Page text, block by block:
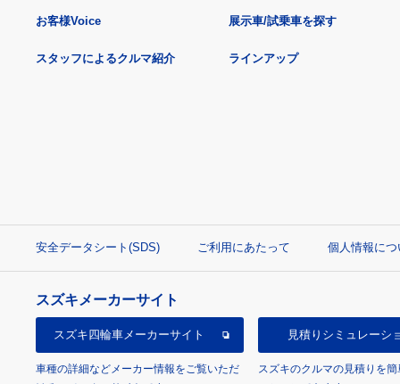
お客様Voice
スタッフによるクルマ紹介
展示車/試乗車を探す
ラインアップ
安全データシート(SDS) ご利用にあたって 個人情報につ
スズキメーカーサイト
スズキ四輪車メーカーサイト
車種の詳細などメーカー情報をご覧いただ
見積り シミュレーシ
スズキのクルマの見積りを